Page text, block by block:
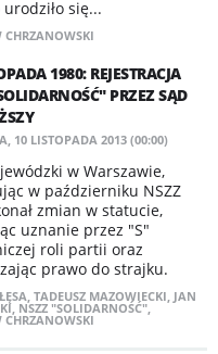
się...
CHRZANOWSKI
1980: REJESTRACJA
PRZEZ SĄD
10 LISTOPADA 2013 (00:00)
w Warszawie,
w październiku NSZZ
zmian w statucie,
uznanie przez "S"
roli partii oraz
prawo do strajku.
, TADEUSZ MAZOWIECKI, JAN
, NSZZ "SOLIDARNOŚĆ",
CHRZANOWSKI